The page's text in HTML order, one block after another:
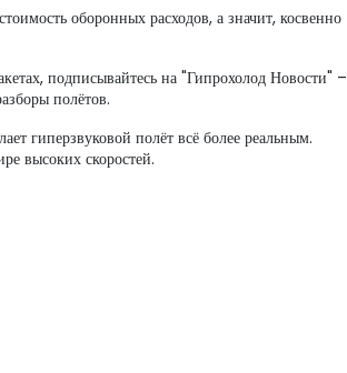
оборонных расходов, а значит, косвенно
подписывайтесь на "Гипрохолод Новости" –
полётов.
гиперзвуковой полёт всё более реальным.
высоких скоростей.